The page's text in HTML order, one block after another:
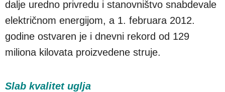
dalje uredno privredu i stanovništvo snabdevale
električnom energijom, a 1. februara 2012.
godine ostvaren je i dnevni rekord od 129
miliona kilovata proizvedene struje.
Slab kvalitet uglja